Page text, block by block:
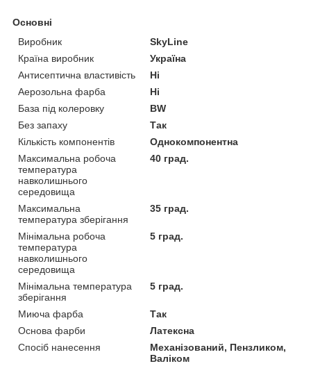
Основні
Виробник
SkyLine
Країна виробник
Україна
Антисептична властивість
Ні
Аерозольна фарба
Ні
База під колеровку
BW
Без запаху
Так
Кількість компонентів
Однокомпонентна
Максимальна робоча
температура
навколишнього
середовища
40 град.
Максимальна
температура зберігання
35 град.
Мінімальна робоча
температура
навколишнього
середовища
5 град.
Мінімальна температура
зберігання
5 град.
Миюча фарба
Так
Основа фарби
Латексна
Спосіб нанесення
Механізований, Пензликом,
Валіком